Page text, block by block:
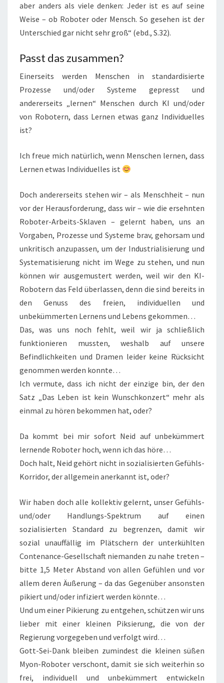
aber anders als viele denken: Jeder ist es auf seine
Weise – ob Roboter oder Mensch. So gesehen ist der
Unterschied gar nicht sehr groß“ (ebd., S.32).
Passt das zusammen?
Einerseits werden Menschen in standardisierte
Prozesse und/oder Systeme gepresst und
andererseits „lernen“ Menschen durch KI und/oder
von Robotern, dass Lernen etwas ganz Individuelles
ist?
Ich freue mich natürlich, wenn Menschen lernen, dass
Lernen etwas Individuelles ist
Doch andererseits stehen wir – als Menschheit – nun
vor der Herausforderung, dass wir – wie die ersehnten
Roboter-Arbeits-Sklaven – gelernt haben, uns an
Vorgaben, Prozesse und Systeme brav, gehorsam und
unkritisch anzupassen, um der Industrialisierung und
Systematisierung nicht im Wege zu stehen, und nun
können wir ausgemustert werden, weil wir den KI-
Robotern das Feld überlassen, denn die sind bereits in
den Genuss des freien, individuellen und
unbekümmerten Lernens und Lebens gekommen…
Das, was uns noch fehlt, weil wir ja schließlich
funktionieren mussten, weshalb auf unsere
Befindlichkeiten und Dramen leider keine Rücksicht
genommen werden konnte…
Ich vermute, dass ich nicht der einzige bin, der den
Satz „Das Leben ist kein Wunschkonzert“ mehr als
einmal zu hören bekommen hat, oder?
Da kommt bei mir sofort Neid auf unbekümmert
lernende Roboter hoch, wenn ich das höre…
Doch halt, Neid gehört nicht in sozialisierten Gefühls-
Korridor, der allgemein anerkannt ist, oder?
Wir haben doch alle kollektiv gelernt, unser Gefühls-
und/oder Handlungs-Spektrum auf einen
sozialisierten Standard zu begrenzen, damit wir
sozial unauffällig im Plätschern der unterkühlten
Contenance-Gesellschaft niemanden zu nahe treten –
bitte 1,5 Meter Abstand von allen Gefühlen und vor
allem deren Äußerung – da das Gegenüber ansonsten
pikiert und/oder infiziert werden könnte…
Und um einer Pikierung zu entgehen, schützen wir uns
lieber mit einer kleinen Piksierung, die von der
Regierung vorgegeben und verfolgt wird…
Gott-Sei-Dank bleiben zumindest die kleinen süßen
Myon-Roboter verschont, damit sie sich weiterhin so
frei, individuell und unbekümmert entwickeln